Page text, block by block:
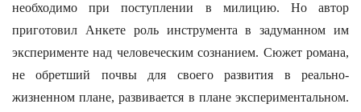
необходимо при поступлении в милицию. Но автор
приготовил Анкете роль инструмента в задуманном им
эксперименте над человеческим сознанием. Сюжет романа,
не обретший почвы для своего развития в реально-
жизненном плане, развивается в плане экспериментальном.